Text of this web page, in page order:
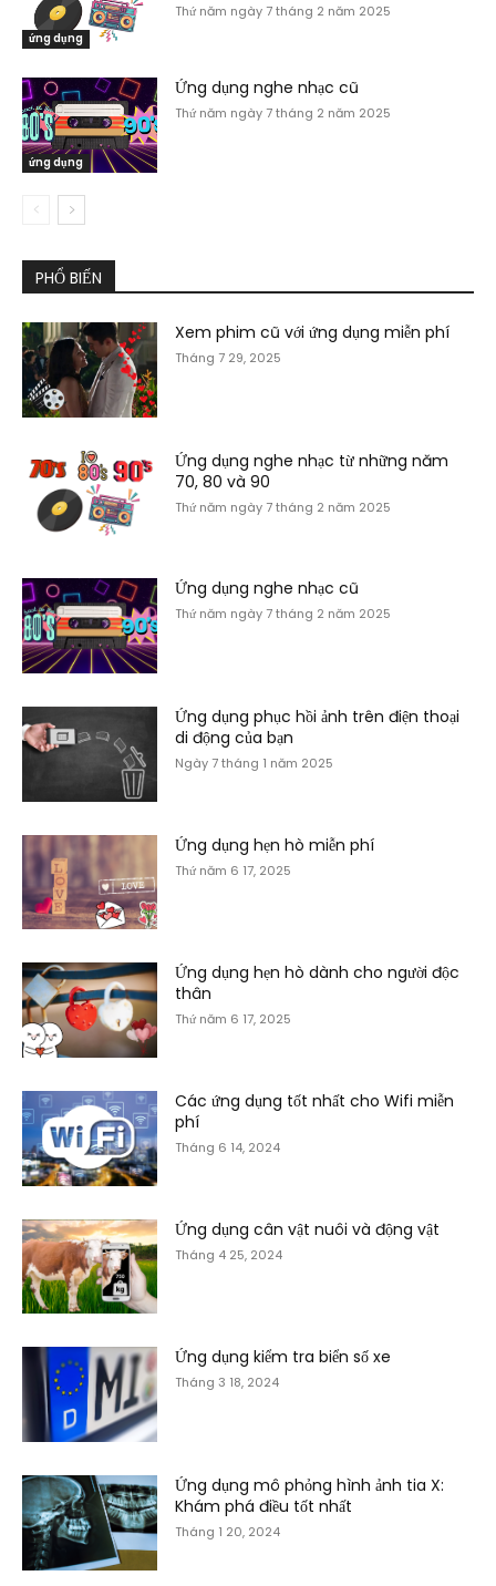
ứng dụng
Thứ năm ngày 7 tháng 2 năm 2025
ứng dụng
Ứng dụng nghe nhạc cũ
Thứ năm ngày 7 tháng 2 năm 2025
PHỔ BIẾN
Xem phim cũ với ứng dụng miễn phí
Tháng 7 29, 2025
Ứng dụng nghe nhạc từ những năm
70, 80 và 90
Thứ năm ngày 7 tháng 2 năm 2025
Ứng dụng nghe nhạc cũ
Thứ năm ngày 7 tháng 2 năm 2025
Ứng dụng phục hồi ảnh trên điện thoại
di động của bạn
Ngày 7 tháng 1 năm 2025
Ứng dụng hẹn hò miễn phí
Thứ năm 6 17, 2025
Ứng dụng hẹn hò dành cho người độc
thân
Thứ năm 6 17, 2025
Các ứng dụng tốt nhất cho Wifi miễn
phí
Tháng 6 14, 2024
Ứng dụng cân vật nuôi và động vật
Tháng 4 25, 2024
Ứng dụng kiểm tra biển số xe
Tháng 3 18, 2024
Ứng dụng mô phỏng hình ảnh tia X:
Khám phá điều tốt nhất
Tháng 1 20, 2024